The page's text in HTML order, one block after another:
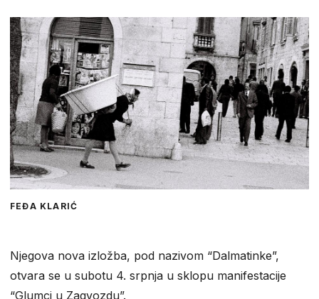
FEĐA KLARIĆ
Njegova nova izložba, pod nazivom “Dalmatinke”,
otvara se u subotu 4. srpnja u sklopu manifestacije
“Glumci u Zagvozdu”.